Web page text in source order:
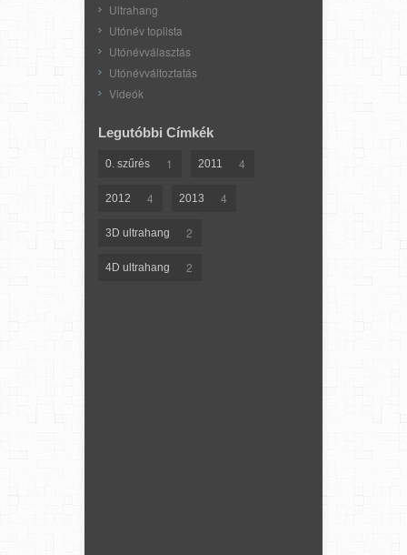
Ultrahang
Utónév toplista
Utónévválasztás
Utónévváltoztatás
Videók
Legutóbbi Címkék
0. szűrés 1 2011 4
2012 4 2013 4
3D ultrahang 2
4D ultrahang 2